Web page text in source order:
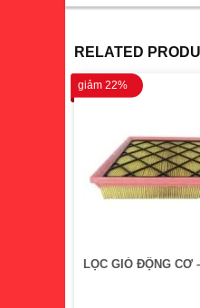
RELATED
giảm 22%
LỌC GIÓ ĐỘNG CƠ